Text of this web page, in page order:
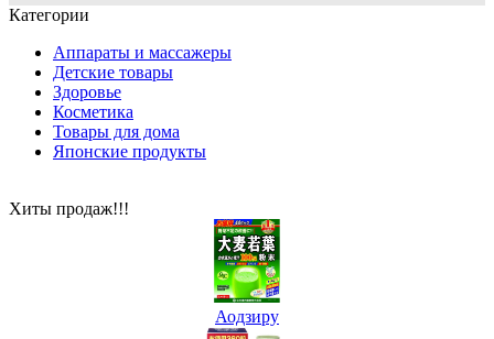
Категории
Аппараты и массажеры
Детские товары
Здоровье
Косметика
Товары для дома
Японские продукты
Хиты продаж!!!
Аодзиру